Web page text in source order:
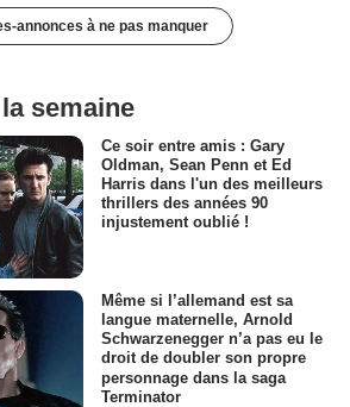
annonces à ne pas manquer
semaine
Ce soir entre amis : Gary
Oldman, Sean Penn et Ed
Harris dans l'un des meilleurs
thrillers des années 90
injustement oublié !
Même si l’allemand est sa
langue maternelle, Arnold
Schwarzenegger n’a pas eu le
droit de doubler son propre
personnage dans la saga
Terminator